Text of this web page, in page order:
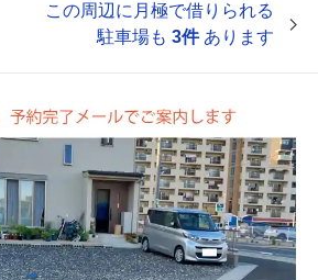
この周辺に月極で借りられる
駐車場も 3件あります